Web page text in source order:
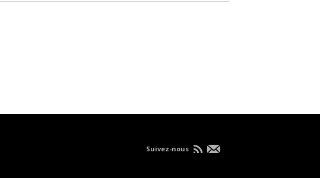
Suivez-nous